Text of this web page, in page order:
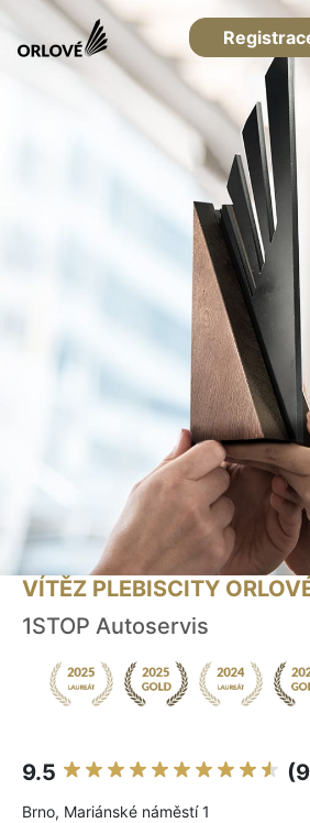
VÍTĚZ PLEBISCITY
1STOP Autoservis
9.5
Brno, Mariánské náměstí 1